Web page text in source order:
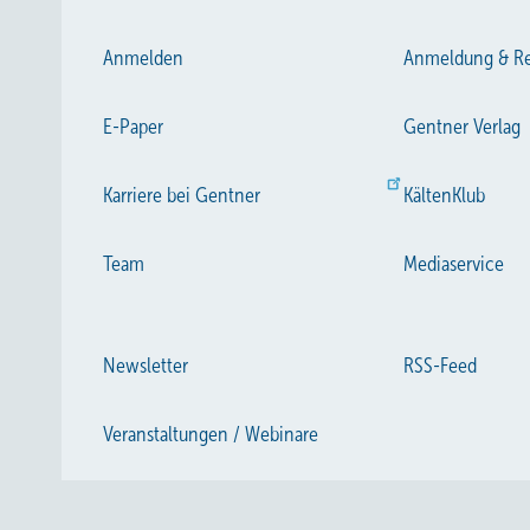
Anmelden Anmeldung &
E-Paper Gentner Verlag
Karriere bei Gentner KältenKlub
Team Mediaservice
Newsletter RSS-Feed
Veranstaltungen / Webinare